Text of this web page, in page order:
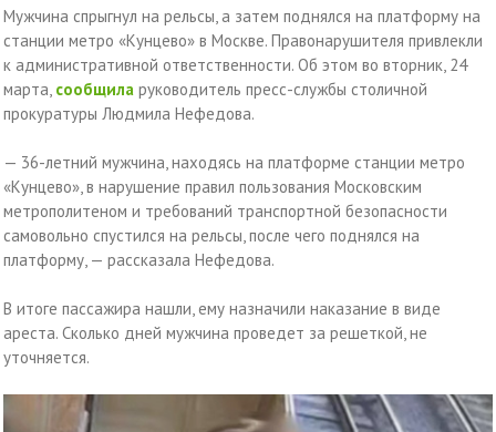
Мужчина спрыгнул на рельсы, а затем поднялся на платформу на
станции метро «Кунцево» в Москве. Правонарушителя привлекли
к административной ответственности. Об этом во вторник, 24
марта, сообщила руководитель пресс-службы столичной
прокуратуры Людмила Нефедова.
— 36-летний мужчина, находясь на платформе станции метро
«Кунцево», в нарушение правил пользования Московским
метрополитеном и требований транспортной безопасности
самовольно спустился на рельсы, после чего поднялся на
платформу, — рассказала Нефедова.
В итоге пассажира нашли, ему назначили наказание в виде
ареста. Сколько дней мужчина проведет за решеткой, не
уточняется.